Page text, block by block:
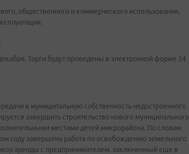
общественного и коммерческого использования,
Торги будут проведены в электронной форме 24
в муниципальную собственность недостроенного
завершить строительство нового муниципального
местами детей микрорайона. По словам
году завершена работа по освобождению земельного
аренды с предпринимателем, заключенный еще в